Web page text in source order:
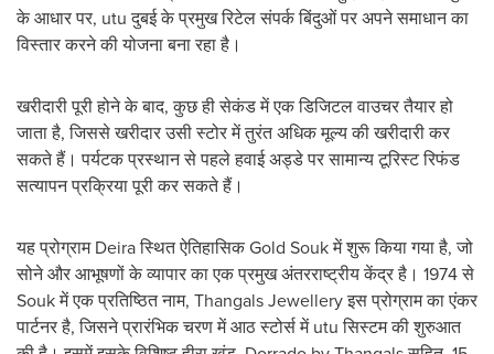
के आधार पर, utu दुबई के प्रमुख रिटेल संपर्क बिंदुओं पर अपने समाधान का
विस्तार करने की योजना बना रहा है।
खरीदारी पूरी होने के बाद, कुछ ही सेकंड में एक डिजिटल वाउचर तैयार हो
जाता है, जिससे खरीदार उसी स्टोर में तुरंत अधिक मूल्य की खरीदारी कर
सकते हैं। पर्यटक प्रस्थान से पहले हवाई अड्डे पर सामान्य टूरिस्ट रिफंड
सत्यापन प्रक्रिया पूरी कर सकते हैं।
यह प्रोग्राम Deira स्थित ऐतिहासिक Gold Souk में शुरू किया गया है, जो
सोने और आभूषणों के व्यापार का एक प्रमुख अंतरराष्ट्रीय केंद्र है। 1974 से
Souk में एक प्रतिष्ठित नाम, Thangals Jewellery इस प्रोग्राम का एंकर
पार्टनर है, जिसने प्रारंभिक चरण में आठ स्टोर्स में utu सिस्टम की शुरुआत